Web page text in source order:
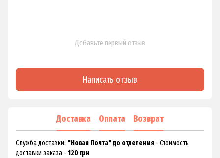
Добавьте первый отзыв
Написать отзыв
Доставка Оплата Возврат
Служба доставки: "Новая Почта" до отделения - Стоимость
доставки заказа - 120 грн